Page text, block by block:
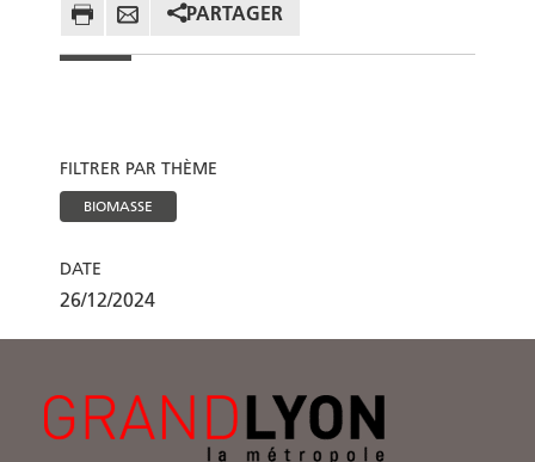
PARTAGER
FILTRER PAR THÈME
BIOMASSE
DATE
26/12/2024